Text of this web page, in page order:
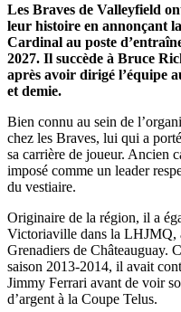
Les Braves de Valleyfield
leur histoire en annonçant
Cardinal au poste
2027. Il succède à Bruce
après avoir dirigé l’équipe
et demie.
Bien connu au sein de
chez les Braves, lui qui a
sa carrière de joueur. Ancien
imposé comme un leader
du vestiaire.
Originaire de la région, il a
Victoriaville dans la LHJMQ,
Grenadiers de Châteauguay.
saison 2013-2014, il avait
Jimmy Ferrari avant de voir
d’argent à la Coupe Telus.